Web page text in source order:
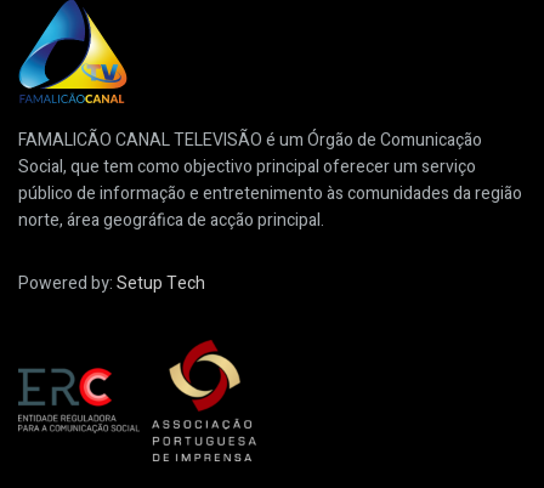
FAMALICÃO CANAL TELEVISÃO é um Órgão de Comunicação
Social, que tem como objectivo principal oferecer um serviço
público de informação e entretenimento às comunidades da região
norte, área geográfica de acção principal.
Powered by:Setup Tech